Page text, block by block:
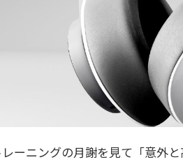
ーニングの月謝を見て「意外